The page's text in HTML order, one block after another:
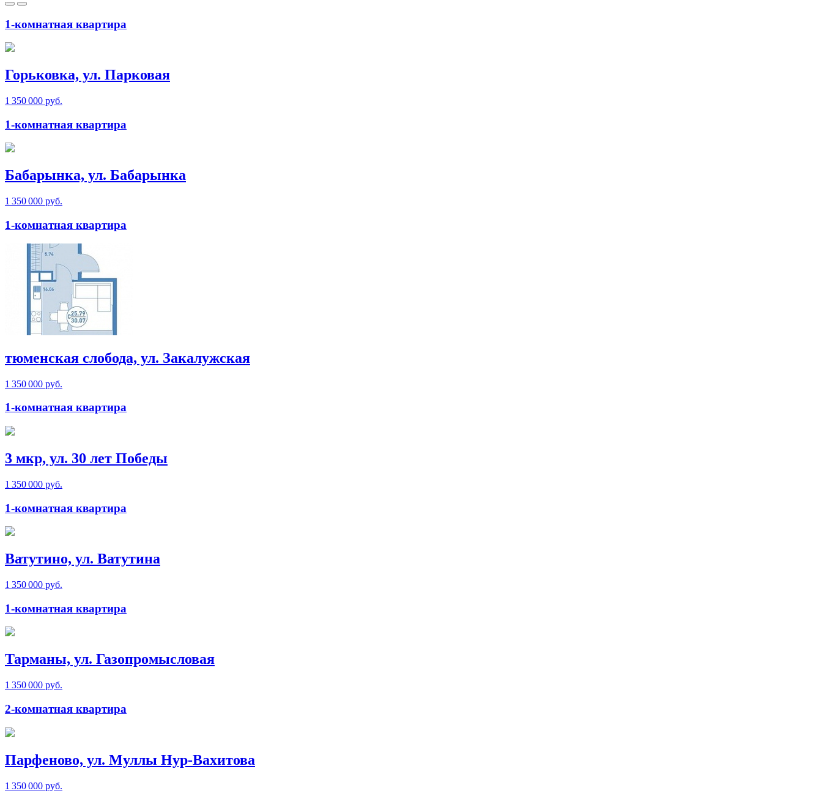
1-комнатная квартира
Горьковка, ул. Парковая
1 350 000 руб.
1-комнатная квартира
Бабарынка, ул. Бабарынка
1 350 000 руб.
1-комнатная квартира
тюменская слобода, ул. Закалужская
1 350 000 руб.
1-комнатная квартира
3 мкр, ул. 30 лет Победы
1 350 000 руб.
1-комнатная квартира
Ватутино, ул. Ватутина
1 350 000 руб.
1-комнатная квартира
Тарманы, ул. Газопромысловая
1 350 000 руб.
2-комнатная квартира
Парфеново, ул. Муллы Нур-Вахитова
1 350 000 руб.